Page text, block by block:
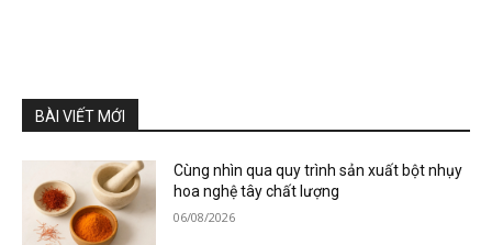
BÀI VIẾT MỚI
Cùng nhìn qua quy trình sản xuất bột nhụy
hoa nghệ tây chất lượng
06/08/2026